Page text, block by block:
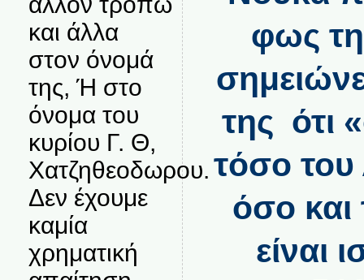
και άλλα
στον όνομά
της, Ή στο
όνομα του
κυρίου Γ. Θ,
Χατζηθεοδωρου.
Δεν έχουμε
καμία
χρηματική
φως
της ότι
τόσο
όσο και
είναι